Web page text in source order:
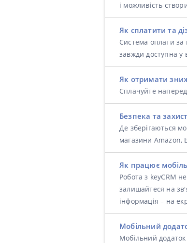
і можливість
Як сплатити та
Система оплати за
завжди доступна у
Як отримати
Сплачуйте
Безпека та
Де зберігаються
магазини Amazon,
Як працює
Робота з keyCRM
залишайтеся на
інформація – на
Мобільний
Мобільний